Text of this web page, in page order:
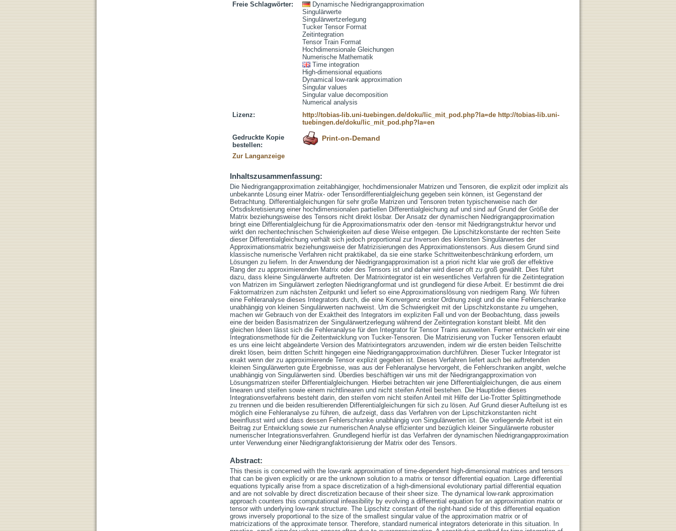
Freie Schlagwörter:
Dynamische Niedrigrangapproximation
Singulärwerte
Singulärwertzerlegung
Tucker Tensor Format
Zeitintegration
Tensor Train Format
Hochdimensionale Gleichungen
Numerische Mathematik
Time integration
High-dimensional equations
Dynamical low-rank approximation
Singular values
Singular value decomposition
Numerical analysis
Lizenz:
http://tobias-lib.uni-tuebingen.de/doku/lic_mit_pod.php?la=de http://tobias-lib.uni-
tuebingen.de/doku/lic_mit_pod.php?la=en
Gedruckte Kopie
bestellen:
Print-on-Demand
Zur Langanzeige
Inhaltszusammenfassung:
Die Niedrigrangapproximation zeitabhängiger, hochdimensionaler Matrizen und Tensoren, die explizit oder implizit als
unbekannte Lösung einer Matrix- oder Tensordifferentialgleichung gegeben sein können, ist Gegenstand der
Betrachtung. Differentialgleichungen für sehr große Matrizen und Tensoren treten typischerweise nach der
Ortsdiskretisierung einer hochdimensionalen partiellen Differentialgleichung auf und sind auf Grund der Größe der
Matrix beziehungsweise des Tensors nicht direkt lösbar. Der Ansatz der dynamischen Niedrigrangapproximation
bringt eine Differentialgleichung für die Approximationsmatrix oder den -tensor mit Niedrigrangstruktur hervor und
wirkt den rechentechnischen Schwierigkeiten auf diese Weise entgegen. Die Lipschitzkonstante der rechten Seite
dieser Differentialgleichung verhält sich jedoch proportional zur Inversen des kleinsten Singulärwertes der
Approximationsmatrix beziehungsweise der Matrizisierungen des Approximationstensors. Aus diesem Grund sind
klassische numerische Verfahren nicht praktikabel, da sie eine starke Schrittweitenbeschränkung erfordern, um
Lösungen zu liefern. In der Anwendung der Niedrigrangapproximation ist a priori nicht klar wie groß der effektive
Rang der zu approximierenden Matrix oder des Tensors ist und daher wird dieser oft zu groß gewählt. Dies führt
dazu, dass kleine Singulärwerte auftreten. Der Matrixintegrator ist ein wesentliches Verfahren für die Zeitintegration
von Matrizen im Singulärwert zerlegten Niedrigrangformat und ist grundlegend für diese Arbeit. Er bestimmt die drei
Faktormatrizen zum nächsten Zeitpunkt und liefert so eine Approximationslösung von niedrigem Rang. Wir führen
eine Fehleranalyse dieses Integrators durch, die eine Konvergenz erster Ordnung zeigt und die eine Fehlerschranke
unabhängig von kleinen Singulärwerten nachweist. Um die Schwierigkeit mit der Lipschitzkonstante zu umgehen,
machen wir Gebrauch von der Exaktheit des Integrators im expliziten Fall und von der Beobachtung, dass jeweils
eine der beiden Basismatrizen der Singulärwertzerlegung während der Zeitintegration konstant bleibt. Mit den
gleichen Ideen lässt sich die Fehleranalyse für den Integrator für Tensor Trains ausweiten. Ferner entwickeln wir eine
Integrationsmethode für die Zeitentwicklung von Tucker-Tensoren. Die Matrizisierung von Tucker Tensoren erlaubt
es uns eine leicht abgeänderte Version des Matrixintegrators anzuwenden, indem wir die ersten beiden Teilschritte
direkt lösen, beim dritten Schritt hingegen eine Niedrigrangapproximation durchführen. Dieser Tucker Integrator ist
exakt wenn der zu approximierende Tensor explizit gegeben ist. Dieses Verfahren liefert auch bei auftretenden
kleinen Singulärwerten gute Ergebnisse, was aus der Fehleranalyse hervorgeht, die Fehlerschranken angibt, welche
unabhängig von Singulärwerten sind. Überdies beschäftigen wir uns mit der Niedrigrangapproximation von
Lösungsmatrizen steifer Differentialgleichungen. Hierbei betrachten wir jene Differentialgleichungen, die aus einem
linearen und steifen sowie einem nichtlinearen und nicht steifen Anteil bestehen. Die Hauptidee dieses
Integrationsverfahrens besteht darin, den steifen vom nicht steifen Anteil mit Hilfe der Lie-Trotter Splittingmethode
zu trennen und die beiden resultierenden Differentialgleichungen für sich zu lösen. Auf Grund dieser Aufteilung ist es
möglich eine Fehleranalyse zu führen, die aufzeigt, dass das Verfahren von der Lipschitzkonstanten nicht
beeinflusst wird und dass dessen Fehlerschranke unabhängig von Singulärwerten ist. Die vorliegende Arbeit ist ein
Beitrag zur Entwicklung sowie zur numerischen Analyse effizienter und bezüglich kleiner Singulärwerte robuster
numerischer Integrationsverfahren. Grundlegend hierfür ist das Verfahren der dynamischen Niedrigrangapproximation
unter Verwendung einer Niedrigrangfaktorisierung der Matrix oder des Tensors.
Abstract:
This thesis is concerned with the low-rank approximation of time-dependent high-dimensional matrices and tensors
that can be given explicitly or are the unknown solution to a matrix or tensor differential equation. Large differential
equations typically arise from a space discretization of a high-dimensional evolutionary partial differential equation
and are not solvable by direct discretization because of their sheer size. The dynamical low-rank approximation
approach counters this computational infeasibility by evolving a differential equation for an approximation matrix or
tensor with underlying low-rank structure. The Lipschitz constant of the right-hand side of this differential equation
grows inversely proportional to the size of the smallest singular value of the approximation matrix or of
matricizations of the approximate tensor. Therefore, standard numerical integrators deteriorate in this situation. In